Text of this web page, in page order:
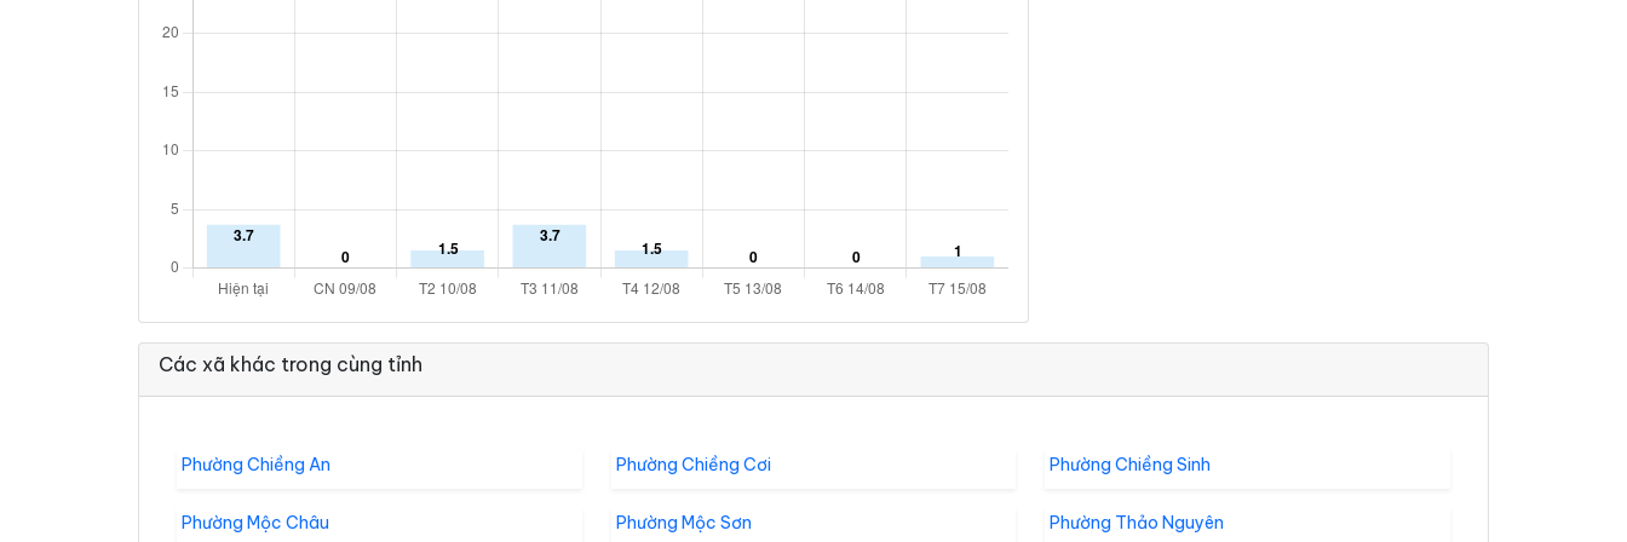
Các xã khác trong cùng tỉnh
Phường Chiềng An Phường Chiềng Cơi Phường Chiềng Sinh
Phường Mộc Châu Phường Mộc Sơn Phường Thảo Nguyên